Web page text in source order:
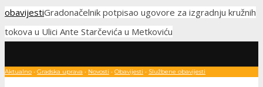
obavijestiGradonačelnik potpisao ugovore za izgradnju kružnih
tokova u Ulici Ante Starčevića u Metkoviću
Aktualno • Gradska uprava • Novosti • Obavijesti • Službene obavijesti